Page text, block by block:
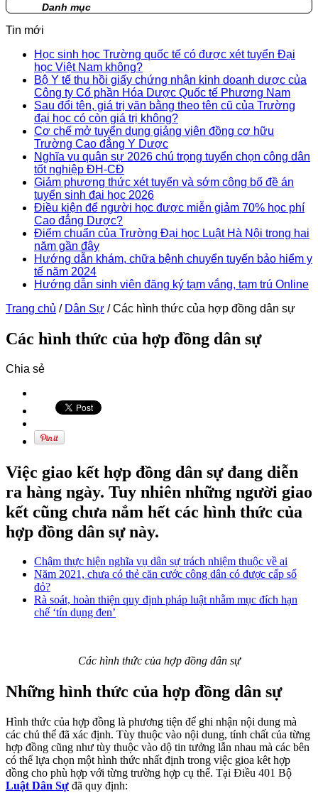
Danh mục
Tin mới
Học sinh học Trường quốc tế có được xét tuyển Đại
học Việt Nam không?
Bộ Y tế thu hồi giấy chứng nhận kinh doanh dược của
Công ty Cổ phần Hóa Dược Quốc tế Phương Nam
Sau đổi tên, giá trị văn bằng theo tên cũ của Trường
đại học có còn giá trị không?
Cơ chế mở tuyển dụng giảng viên đồng cơ hữu
Trường Cao đẳng Y Dược
Nghĩa vụ quân sự 2026 chú trọng tuyển chọn công dân
tốt nghiệp ĐH-CĐ
Giảm phương thức xét tuyển và sớm công bố đề án
tuyển sinh đại học 2026
Điều kiện để người học được miễn giảm 70% học phí
Cao đẳng Dược?
Điểm chuẩn của Trường Đại học Luật Hà Nội trong hai
năm gần đây
Hướng dẫn khám, chữa bệnh chuyển tuyến bảo hiểm y
tế năm 2024
Hướng dẫn sinh viên đăng ký tạm vắng, tạm trú Online
Trang chủ / Dân Sự / Các hình thức của hợp đồng dân sự
Các hình thức của hợp đồng dân sự
Chia sẻ
Việc giao kết hợp đồng dân sự đang diễn
ra hàng ngày. Tuy nhiên những người giao
kết cũng chưa nắm hết các hình thức của
hợp đồng dân sự này.
Chậm thực hiện nghĩa vụ dân sự trách nhiệm thuộc về ai
Năm 2021, chưa có thẻ căn cước công dân có được cấp sổ
đỏ?
Rà soát, hoàn thiện quy định pháp luật nhằm mục đích hạn
chế ‘tín dụng đen’
Các hình thức của hợp đồng dân sự
Những hình thức của hợp đồng dân sự
Hình thức của hợp đồng là phương tiện để ghi nhận nội dung mà
các chủ thể đã xác định. Tùy thuộc vào nội dung, tính chất của từng
hợp đồng cũng như tùy thuộc vào dộ tin tưởng lẫn nhau mà các bên
có thể lựa chọn một hình thức nhất định trong việc gioa kêt hợp
đồng cho phù hợp với từng trường hợp cụ thể. Tại Điều 401 Bộ
Luật Dân Sự đã quy định: